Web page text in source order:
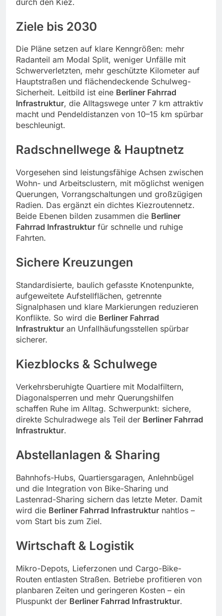
Ziele bis 2030
Die Pläne setzen auf klare Kenngrößen: mehr
Radanteil am Modal Split, weniger Unfälle mit
Schwerverletzten, mehr geschützte Kilometer auf
Hauptstraßen und flächendeckende Schulweg-
Sicherheit. Leitbild ist eine Berliner Fahrrad
Infrastruktur, die Alltagswege unter 7 km attraktiv
macht und Pendeldistanzen von 10–15 km spürbar
beschleunigt.
Radschnellwege & Hauptnetz
Vorgesehen sind leistungsfähige Achsen zwischen
Wohn- und Arbeitsclustern, mit möglichst wenigen
Querungen, Vorrangschaltungen und großzügigen
Radien. Das ergänzt ein dichtes Kiezroutennetz.
Beide Ebenen bilden zusammen die Berliner
Fahrrad Infrastruktur für schnelle und ruhige
Fahrten.
Sichere Kreuzungen
Standardisierte, baulich gefasste Knotenpunkte,
aufgeweitete Aufstellflächen, getrennte
Signalphasen und klare Markierungen reduzieren
Konflikte. So wird die Berliner Fahrrad
Infrastruktur an Unfallhäufungsstellen spürbar
sicherer.
Kiezblocks & Schulwege
Verkehrsberuhigte Quartiere mit Modalfiltern,
Diagonalsperren und mehr Querungshilfen
schaffen Ruhe im Alltag. Schwerpunkt: sichere,
direkte Schulradwege als Teil der Berliner Fahrrad
Infrastruktur.
Abstellanlagen & Sharing
Bahnhofs-Hubs, Quartiersgaragen, Anlehnbügel
und die Integration von Bike-Sharing und
Lastenrad-Sharing sichern das letzte Meter. Damit
wird die Berliner Fahrrad Infrastruktur nahtlos –
vom Start bis zum Ziel.
Wirtschaft & Logistik
Mikro-Depots, Lieferzonen und Cargo-Bike-
Routen entlasten Straßen. Betriebe profitieren von
planbaren Zeiten und geringeren Kosten – ein
Pluspunkt der Berliner Fahrrad Infrastruktur.